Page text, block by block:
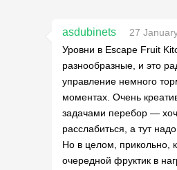
asdubinets
27
Уровни в Escape Fruit
разнообразные, и это
управление немного
моментах. Очень
задачами перебор —
расслабиться, а тут
Но в целом, прикольно,
очередной фруктик в